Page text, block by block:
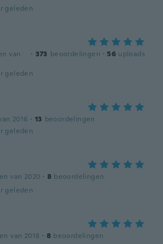
geleden
van
· 373 beoordelingen · 56 uploads
geleden
2016 · 13 beoordelingen
geleden
van 2020 · 8 beoordelingen
geleden
van 2018 · 8 beoordelingen